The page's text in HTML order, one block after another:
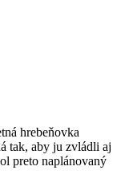
hrebeňovka
tak, aby ju zvládli aj
preto naplánovaný